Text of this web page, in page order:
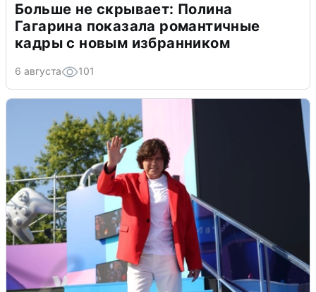
Больше не скрывает: Полина
Гагарина показала романтичные
кадры с новым избранником
6 августа 101